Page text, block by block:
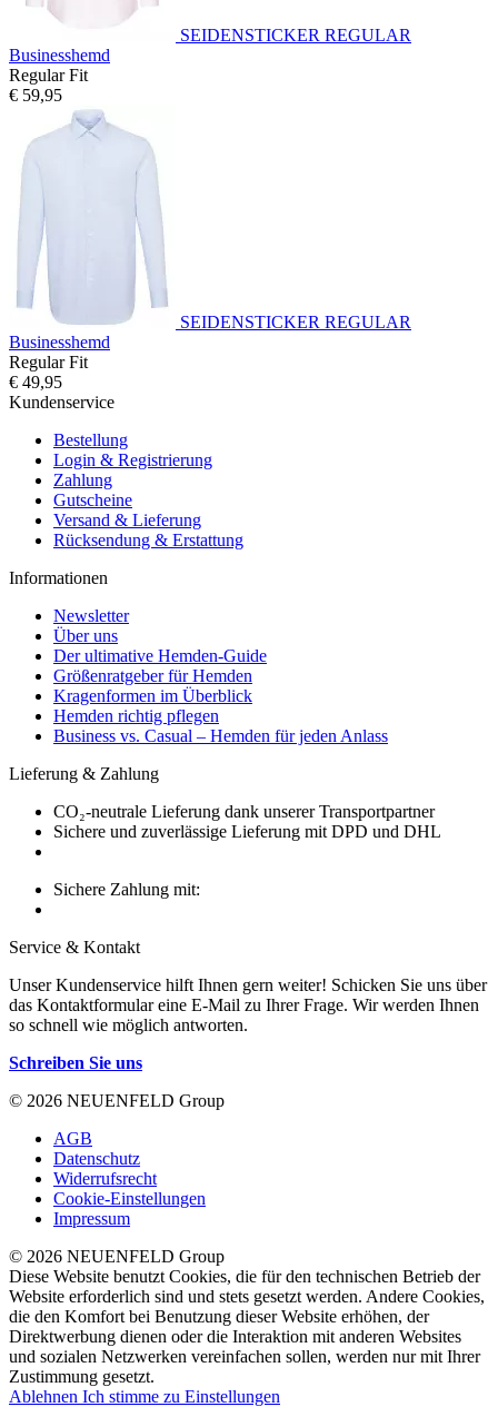
SEIDENSTICKER REGULAR
Businesshemd
Regular Fit
€ 59,95
SEIDENSTICKER REGULAR
Businesshemd
Regular Fit
€ 49,95
Kundenservice
Bestellung
Login & Registrierung
Zahlung
Gutscheine
Versand & Lieferung
Rücksendung & Erstattung
Informationen
Newsletter
Über uns
Der ultimative Hemden-Guide
Größenratgeber für Hemden
Kragenformen im Überblick
Hemden richtig pflegen
Business vs. Casual – Hemden für jeden Anlass
Lieferung & Zahlung
CO₂-neutrale Lieferung dank unserer Transportpartner
Sichere und zuverlässige Lieferung mit DPD und DHL
Sichere Zahlung mit:
Service & Kontakt
Unser Kundenservice hilft Ihnen gern weiter! Schicken Sie uns über
das Kontaktformular eine E-Mail zu Ihrer Frage. Wir werden Ihnen
so schnell wie möglich antworten.
Schreiben Sie uns
© 2026 NEUENFELD Group
AGB
Datenschutz
Widerrufsrecht
Cookie-Einstellungen
Impressum
© 2026 NEUENFELD Group
Diese Website benutzt Cookies, die für den technischen Betrieb der
Website erforderlich sind und stets gesetzt werden. Andere Cookies,
die den Komfort bei Benutzung dieser Website erhöhen, der
Direktwerbung dienen oder die Interaktion mit anderen Websites
und sozialen Netzwerken vereinfachen sollen, werden nur mit Ihrer
Zustimmung gesetzt.
Ablehnen Ich stimme zu Einstellungen